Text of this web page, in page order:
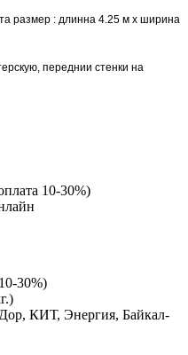
размер : длинна 4.25 м х ширина
переднии стенки на
10-30%)
30%)
КИТ, Энергия, Байкал-